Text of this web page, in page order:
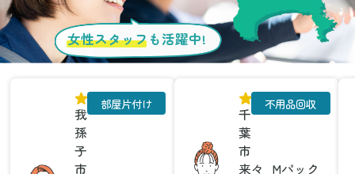
女性スタッフ も活躍中!
我
孫
子
市
部屋片付け
千
葉
市
来々
Mパック
不用品回収